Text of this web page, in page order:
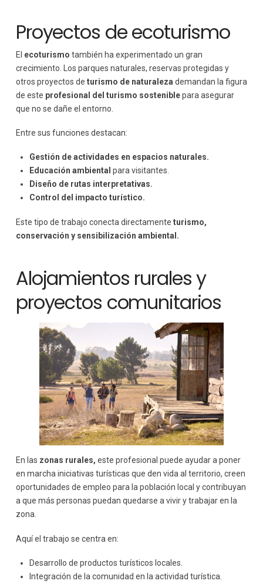
Proyectos de ecoturismo
El ecoturismo también ha experimentado un gran
crecimiento. Los parques naturales, reservas protegidas y
otros proyectos de turismo de naturaleza demandan la figura
de este profesional del turismo sosteniblepara asegurar
que no se dañe el entorno.
Entre sus funciones destacan:
Gestión de actividades en espacios naturales.
Educación ambiental para visitantes.
Diseño de rutas interpretativas.
Control del impacto turístico.
Este tipo de trabajo conecta directamente turismo,
conservación y sensibilización ambiental.
Alojamientos rurales y
proyectos comunitarios
En las zonas rurales, este profesional puede ayudar a poner
en marcha iniciativas turísticas que den vida al territorio, creen
oportunidades de empleo para la población local y contribuyan
a que más personas puedan quedarse a vivir y trabajar en la
zona.
Aquí el trabajo se centra en:
Desarrollo de productos turísticos locales.
Integración de la comunidad en la actividad turística.